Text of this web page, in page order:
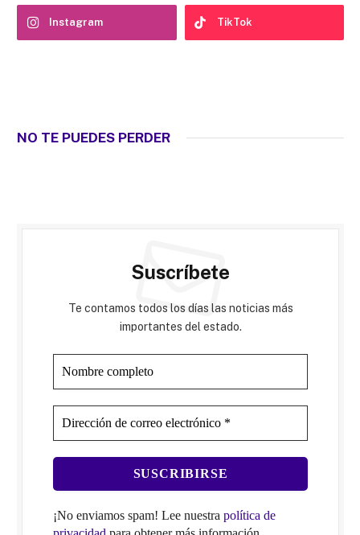
Instagram TikTok
NO TE PUEDES PERDER
Suscríbete
Te contamos todos los días las noticias más
importantes del estado.
¡No enviamos spam! Lee nuestra política de